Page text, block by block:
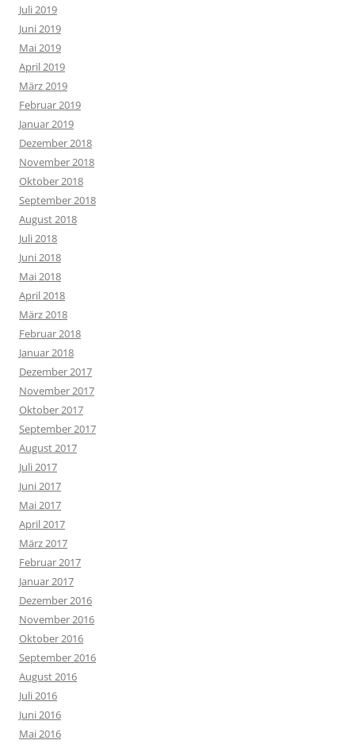
Juli 2019
Juni 2019
Mai 2019
April 2019
März 2019
Februar 2019
Januar 2019
Dezember 2018
November 2018
Oktober 2018
September 2018
August 2018
Juli 2018
Juni 2018
Mai 2018
April 2018
März 2018
Februar 2018
Januar 2018
Dezember 2017
November 2017
Oktober 2017
September 2017
August 2017
Juli 2017
Juni 2017
Mai 2017
April 2017
März 2017
Februar 2017
Januar 2017
Dezember 2016
November 2016
Oktober 2016
September 2016
August 2016
Juli 2016
Juni 2016
Mai 2016